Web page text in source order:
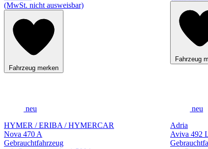
(MwSt. nicht ausweisbar)
Fahrzeug merken
Fahrzeug
neu
HYMER / ERIBA / HYMERCAR
Nova 470 A
Gebrauchtfahrzeug
neu
Adria
Aviva 492